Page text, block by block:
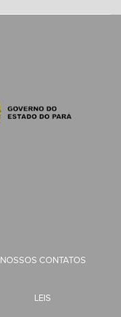
NOSSOS CONTATOS
LEIS